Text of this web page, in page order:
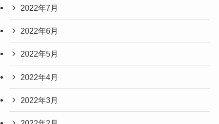
2022年7月
2022年6月
2022年5月
2022年4月
2022年3月